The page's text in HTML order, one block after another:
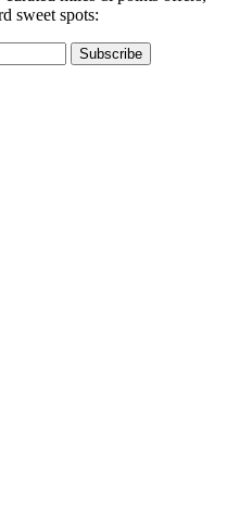
sweet spots:
Subscribe